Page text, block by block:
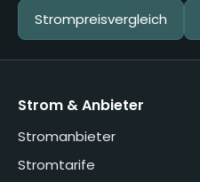
Strompreisvergleich
Strom & Anbieter
Stromanbieter
Stromtarife